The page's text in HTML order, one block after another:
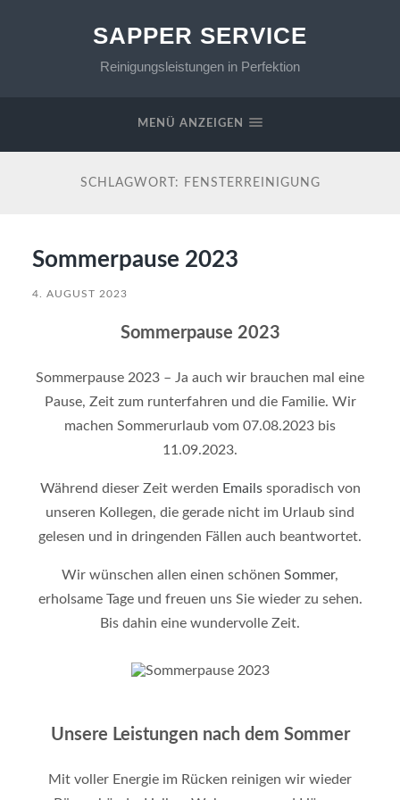
SAPPER SERVICE
Reinigungsleistungen in Perfektion
MENÜ ANZEIGEN
SCHLAGWORT: FENSTERREINIGUNG
Sommerpause 2023
4. AUGUST 2023
Sommerpause 2023
Sommerpause 2023 – Ja auch wir brauchen mal eine
Pause, Zeit zum runterfahren und die Familie. Wir
machen Sommerurlaub vom 07.08.2023 bis
11.09.2023.
Während dieser Zeit werden Emailssporadisch von
unseren Kollegen, die gerade nicht im Urlaub sind
gelesen und in dringenden Fällen auch beantwortet.
Wir wünschen allen einen schönen Sommer,
erholsame Tage und freuen uns Sie wieder zu sehen.
Bis dahin eine wundervolle Zeit.
Unsere Leistungen nach dem Sommer
Mit voller Energie im Rücken reinigen wir wieder